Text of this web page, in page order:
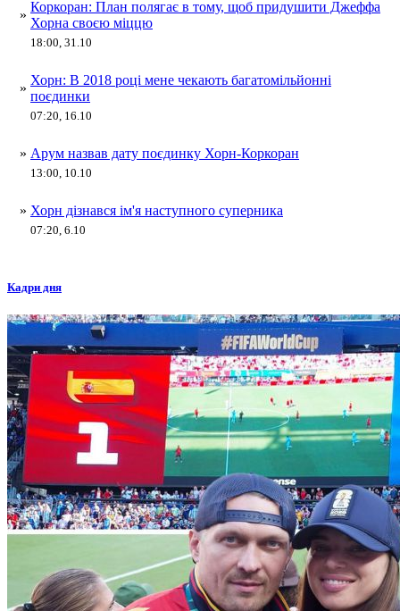
»
Коркоран: План полягає в тому, щоб придушити Джеффа
Хорна своєю міццю
18:00, 31.10
»
Хорн: В 2018 році мене чекають багатомільйонні
поєдинки
07:20, 16.10
» Арум назвав дату поєдинку Хорн-Коркоран
13:00, 10.10
» Хорн дізнався ім'я наступного суперника
07:20, 6.10
Кадри дня